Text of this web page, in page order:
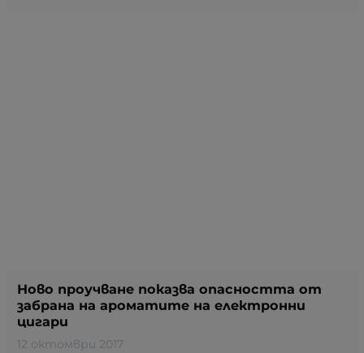
Ново проучване показва опасността от
забрана на ароматите на електронни
цигари
12 октомври 2017